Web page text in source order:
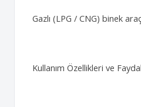
Gazlı (LPG / CNG) binek
Kullanım Özellikleri ve